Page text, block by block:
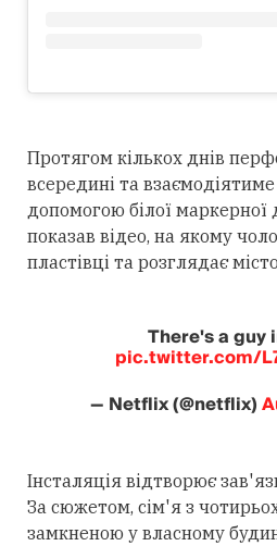
Протягом кількох днів
всередині та
допомогою білої
показав відео, на якому
пластівці та розглядає
There's a guy
pic.twitter.com/
— Netflix (@netflix)
Інсталяція відтворює
За сюжетом, сім'я з
замкненою у власному